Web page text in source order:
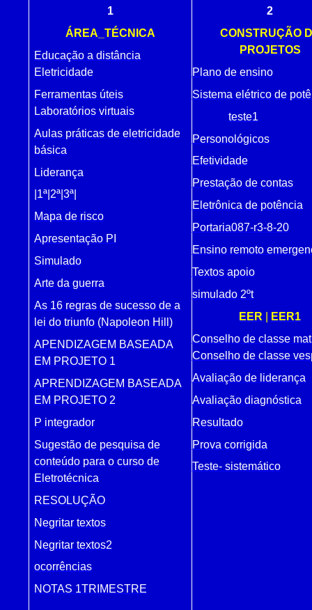
1
ÁREA_TÉCNICA
Educação a distância
Eletricidade
Ferramentas úteis
Laboratórios virtuais
Aulas práticas de eletricidade
básica
Liderança
1ª |2ª |3ª
Mapa de risco
Apresentação PI
Simulado
Arte da guerra
As 16 regras de sucesso de a
lei do triunfo (Napoleon Hill)
APENDIZAGEM BASEADA
EM PROJETO 1
APRENDIZAGEM BASEADA
EM PROJETO 2
P integrador
Sugestão de pesquisa de
conteúdo para o curso de
Eletrotécnica
RESOLUÇÃO
Negritar textos
Negritar textos2
ocorrências
NOTAS 1TRIMESTRE
2
CONSTRUÇÃO
PROJETOS
Plano de ensino
Sistema elétrico de
teste1
Personológicos
Efetividade
Prestação de contas
Eletrônica de potência
Portaria087-r3-8-20
Ensino remoto
Textos apoio
simulado 2ºt
EER
EER1
Conselho de classe
Conselho de classe
Avaliação de liderança
Avaliação diagnóstica
Resultado
Prova corrigida
Teste- sistemático